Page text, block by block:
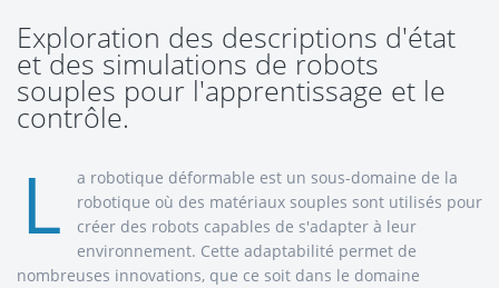
Exploration des descriptions d'état
et des simulations de robots
souples pour l'apprentissage et le
contrôle.
L
a robotique déformable est un sous-domaine de la
robotique où des matériaux souples sont utilisés pour
créer des robots capables de s'adapter à leur
environnement. Cette adaptabilité permet de
nombreuses innovations, que ce soit dans le domaine